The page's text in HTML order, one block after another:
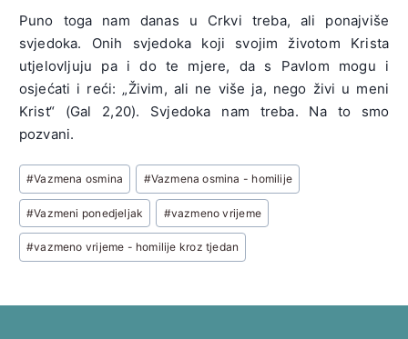
Puno toga nam danas u Crkvi treba, ali ponajviše
svjedoka. Onih svjedoka koji svojim životom Krista
utjelovljuju pa i do te mjere, da s Pavlom mogu i
osjećati i reći: „Živim, ali ne više ja, nego živi u meni
Krist“ (Gal 2,20). Svjedoka nam treba. Na to smo
pozvani.
Post
Tags:
#Vazmena osmina #Vazmena osmina - homilije
#Vazmeni ponedjeljak #vazmeno vrijeme
#vazmeno vrijeme - homilije kroz tjedan